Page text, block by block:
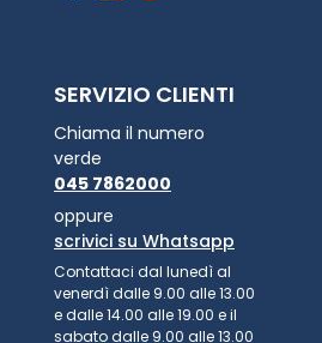
SERVIZIO CLIENTI
Chiama il numero
verde
045 7862000
oppure
scrivici su Whatsapp
Contattaci dal lunedì al
venerdì dalle 9.00 alle 13.00
e dalle 14.00 alle 19.00 e il
sabato dalle 9.00 alle 13.00